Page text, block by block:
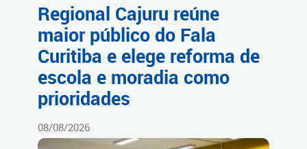
Regional Cajuru reúne
maior público do Fala
Curitiba e elege reforma de
escola e moradia como
prioridades
08/08/2026